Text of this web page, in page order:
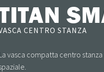
CENTRO STANZA
vasca compatta centro